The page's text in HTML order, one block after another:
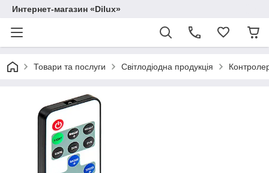
Интернет-магазин «Dilux»
Товари та послуги Світлодіодна продукція